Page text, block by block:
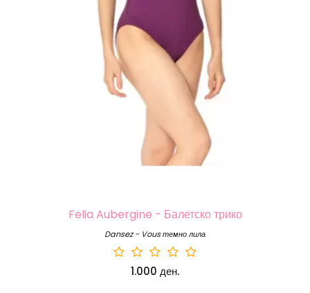
Felia Aubergine - Балетско трико
Dansez - Vous темно лила
1.000 ден.